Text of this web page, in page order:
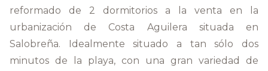
reformado de 2 dormitorios a la venta en la
urbanización de Costa Aguilera situada en
Salobreña. Idealmente situado a tan sólo dos
minutos de la playa, con una gran variedad de